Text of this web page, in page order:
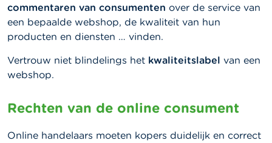
commentaren van consumenten over de service van
een bepaalde webshop, de kwaliteit van hun
producten en diensten … vinden.
Vertrouw niet blindelings het kwaliteitslabel van een
webshop.
Rechten van de online consument
Online handelaars moeten kopers duidelijk en correct